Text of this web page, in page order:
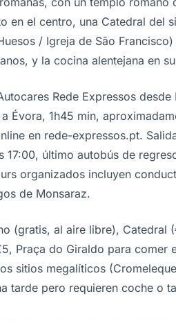
en el centro, una Catedral del
/ Igreja de São
y la cocina alentejana en
Rede Expressos desde
Évora, 1h45 min,
en rede-expressos.pt.
17:00, último autobús de
organizados incluyen
de Monsaraz.
(gratis, al aire libre), Catedral
Praça do Giraldo para comer
sitios megalíticos
tarde pero requieren coche o